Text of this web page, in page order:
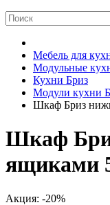
Мебель для
Модульные
Кухни Бриз
Модули кухни
Шкаф Бриз
Шкаф
ящиками
Акция: -20%